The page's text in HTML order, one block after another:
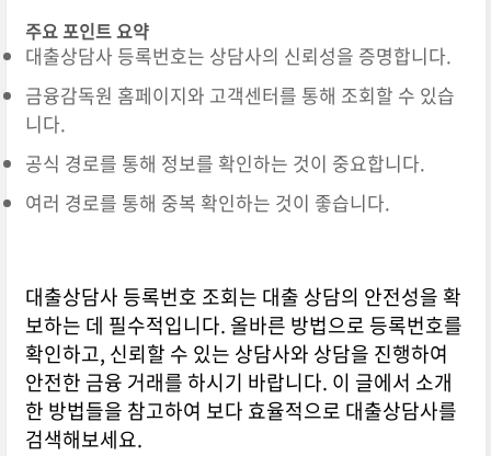
주요 포인트 요약
대출상담사 등록번호는 상담사의 신뢰성을 증명합니다.
금융감독원 홈페이지와 고객센터를 통해 조회할 수 있습
니다.
공식 경로를 통해 정보를 확인하는 것이 중요합니다.
여러 경로를 통해 중복 확인하는 것이 좋습니다.
대출상담사 등록번호 조회는 대출 상담의 안전성을 확
보하는 데 필수적입니다. 올바른 방법으로 등록번호를
확인하고, 신뢰할 수 있는 상담사와 상담을 진행하여
안전한 금융 거래를 하시기 바랍니다. 이 글에서 소개
한 방법들을 참고하여 보다 효율적으로 대출상담사를
검색해보세요.